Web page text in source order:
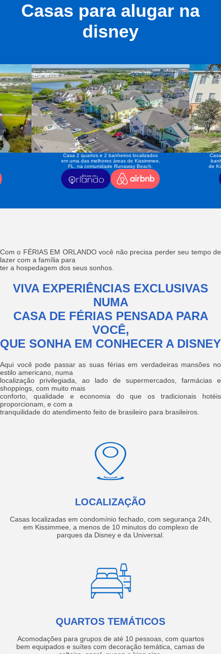
Casas para alugar na
disney
Casa 2 quartos e 2 banheiros localizados
em uma das melhores áreas de Kissimmee,
FL, na comunidade Runaway Beach.
de
Com o FÉRIAS EM ORLANDO você não precisa perder seu tempo de
lazer com a família para
ter a hospedagem dos seus sonhos.
VIVA EXPERIÊNCIAS EXCLUSIVAS
NUMA
CASA DE FÉRIAS PENSADA PARA
VOCÊ,
QUE SONHA EM CONHECER A DISNEY
Aqui você pode passar as suas férias em verdadeiras mansões no
estilo americano, numa
localização privilegiada, ao lado de supermercados, farmácias e
shoppings, com muito mais
conforto, qualidade e economia do que os tradicionais hotéis
proporcionam, e com a
tranquilidade do atendimento feito de brasileiro para brasileiros.
LOCALIZAÇÃO
Casas localizadas em condomínio fechado, com segurança 24h,
em Kissimmee, a menos de 10 minutos do complexo de
parques da Disney e da Universal.
QUARTOS TEMÁTICOS
Acomodações para grupos de até 10 pessoas, com quartos
bem equipados e suítes com decoração temática, camas de